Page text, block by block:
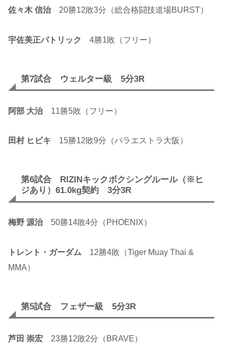
佐々木 信治20勝12敗3分（総合格闘技道場BURST）
宇佐美正パトリック 4勝1敗（フリー）
第7試合 ウェルター級 5分3R
阿部 大治11勝5敗（フリー）
田村 ヒビキ 15勝12敗9分（パラエストラ大阪）
第6試合 RIZINキックボクシングルール（※ヒ
ジあり）61.0kg契約 3分3R
梅野 源治50勝14敗4分（PHOENIX）
トレント・ガーダム 12勝4敗（Tiger Muay Thai &
MMA）
第5試合 フェザー級 5分3R
芦田 崇宏 23勝12敗2分（BRAVE）